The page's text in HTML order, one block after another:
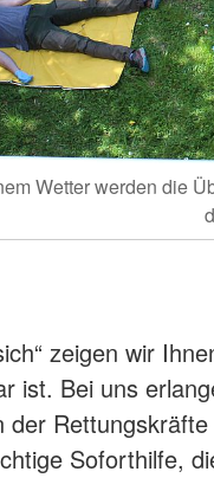
Wetter werden die
zeigen wir
ist. Bei uns
der Rettungskräfte
Soforthilfe,